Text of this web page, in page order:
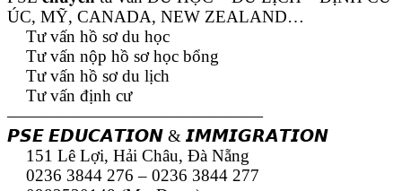
ÚC, MỸ, CANADA, NEW ZEALAND…
Tư vấn hồ sơ du học
Tư vấn nộp hồ sơ học bổng
Tư vấn hồ sơ du lịch
Tư vấn định cư
———————————————
𝙋𝙎𝙀 𝙀𝘿𝙐𝘾𝘼𝙏𝙄𝙊𝙉 & 𝙄𝙈𝙈𝙄𝙂𝙍𝘼𝙏𝙄𝙊𝙉
151 Lê Lợi, Hải Châu, Đà Nẵng
0236 3844 276 – 0236 3844 277